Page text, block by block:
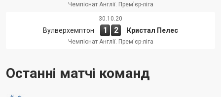
Чемпіонат Англії. Прем'єр-ліга
30.10.20
Вулверхемптон 1 2 Кристал Пелес
Чемпіонат Англії. Прем'єр-ліга
Останні матчі команд